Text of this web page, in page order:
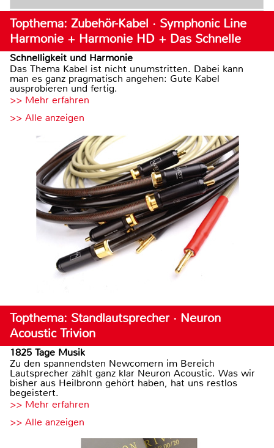
Topthema: Zubehör-Kabel · Symphonic Line
Harmonie + Harmonie HD + Das Schnelle
Schnelligkeit und Harmonie
Das Thema Kabel ist nicht unumstritten. Dabei kann
man es ganz pragmatisch angehen: Gute Kabel
ausprobieren und fertig.
>> Mehr erfahren
>> Alle anzeigen
Topthema: Standlautsprecher · Neuron
Acoustic Trivion
1825 Tage Musik
Zu den spannendsten Newcomern im Bereich
Lautsprecher zählt ganz klar Neuron Acoustic. Was wir
bisher aus Heilbronn gehört haben, hat uns restlos
begeistert.
>> Mehr erfahren
>> Alle anzeigen